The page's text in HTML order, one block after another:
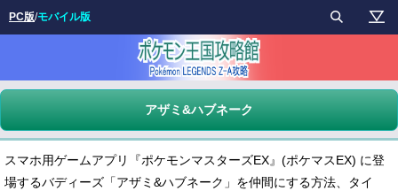
アザミ&ハブネーク
スマホ用ゲームアプリ『ポケモンマスターズEX』(ポケマスEX) に登
場するバディーズ「アザミ&ハブネーク」を仲間にする方法、タイ
PC版/モバイル版